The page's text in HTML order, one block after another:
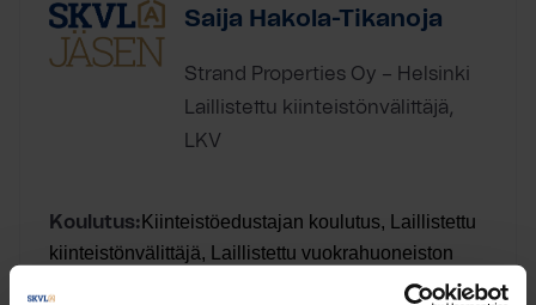
Saija Hakola-Tikanoja
Strand Properties Oy – Helsinki
Laillistettu kiinteistönvälittäjä,
LKV
Koulutus: Kiinteistöedustajan koulutus, Laillistettu
kiinteistönvälittäjä, Laillistettu vuokrahuoneiston